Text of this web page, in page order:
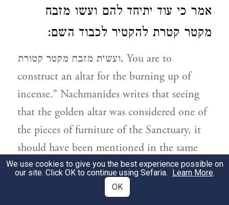
אמר כי עוד יתיחד להם ועשו מזבח
מקטר קטרת להקטיר לכבוד השם:
ועשית מזבח מקטר קטורת, You are to
construct an altar for the burning up of
incense.” Nachmanides writes that seeing
that the golden altar was considered one of
the pieces of furniture of the Sanctuary, it
should have been mentioned in the same
chapter as the Table, theMenorah,and the
Parshat Vayakhel
altar has indeed been listed together with
We use cookies to give you the best experience possible on
our site. Click OK to continue using Sefaria. Learn More.
OK